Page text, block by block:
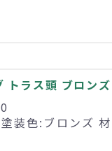
トラス頭 ブロン
装色:ブロンズ